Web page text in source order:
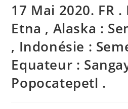
17 Mai 2020. FR
Etna , Alaska :
, Indonésie :
Equateur :
Popocatepetl .